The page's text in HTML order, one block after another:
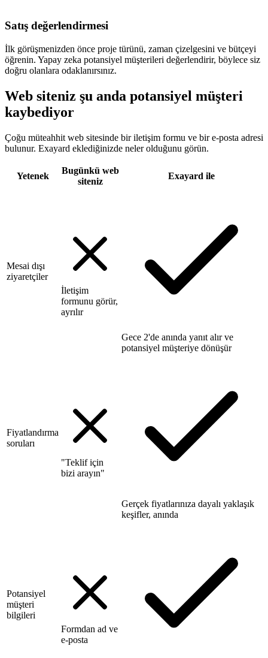
Satış değerlendirmesi
İlk görüşmenizden önce proje türünü, zaman çizelgesini ve bütçeyi
öğrenin. Yapay zeka potansiyel müşterileri değerlendirir, böylece siz
doğru olanlara odaklanırsınız.
Web siteniz şu anda potansiyel müşteri
kaybediyor
Çoğu müteahhit web sitesinde bir iletişim formu ve bir e-posta adresi
bulunur. Exayard eklediğinizde neler olduğunu görün.
Yetenek
Bugünkü web
siteniz
Exayard ile
Mesai dışı
ziyaretçiler
İletişim
formunu görür,
ayrılır
Gece 2'de anında yanıt alır ve
potansiyel müşteriye dönüşür
Fiyatlandırma
soruları
"Teklif için
bizi arayın"
Gerçek fiyatlarınıza dayalı yaklaşık
keşifler, anında
Potansiyel
müşteri
bilgileri
Formdan ad ve
e-posta